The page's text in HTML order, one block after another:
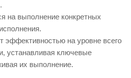
на выполнение конкретных
эффективностью на уровне всего
устанавливая ключевые
их выполнение.